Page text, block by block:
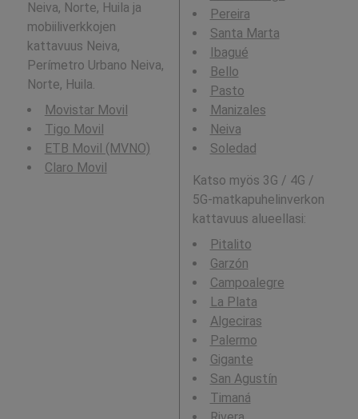
Neiva, Norte, Huila ja
mobiiliverkkojen
kattavuus Neiva,
Perímetro Urbano Neiva,
Norte, Huila.
Movistar Movil
Tigo Movil
ETB Movil (MVNO)
Claro Movil
Pereira
Santa Marta
Ibagué
Bello
Pasto
Manizales
Neiva
Soledad
Katso myös 3G / 4G /
5G-matkapuhelinverkon
kattavuus alueellasi:
Pitalito
Garzón
Campoalegre
La Plata
Algeciras
Palermo
Gigante
San Agustín
Timaná